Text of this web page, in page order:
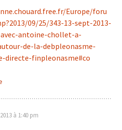
Europe/foru
09/25/343-13-sept-2013-
antoine-chollet-a-
de-la-debpleonasme-
directe-finpleonasme#co
à 1:40 pm